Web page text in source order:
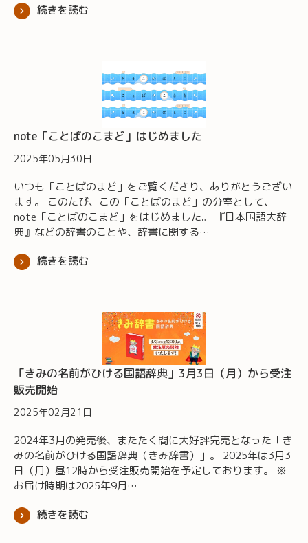
続きを読む
note「ことばのこまど」はじめました
2025年05月30日
いつも「ことばのまど」をご覧くださり、ありがとうござい
ます。 このたび、この「ことばのまど」の分室として、
note「ことばのこまど」をはじめました。 『日本国語大辞
典』などの辞書のことや、辞書に関する…
続きを読む
「きみの名前がひける国語辞典」3月3日（月）から受注
販売開始
2025年02月21日
2024年3月の発売後、またたく間に大好評完売となった「き
みの名前がひける国語辞典（きみ辞書）」。 2025年は3月3
日（月）昼12時から受注販売開始を予定しております。 ※
お届け時期は2025年9月…
続きを読む